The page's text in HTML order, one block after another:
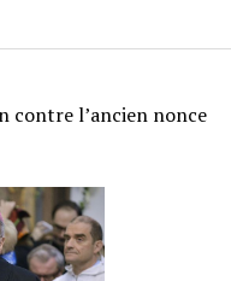
contre l’ancien nonce